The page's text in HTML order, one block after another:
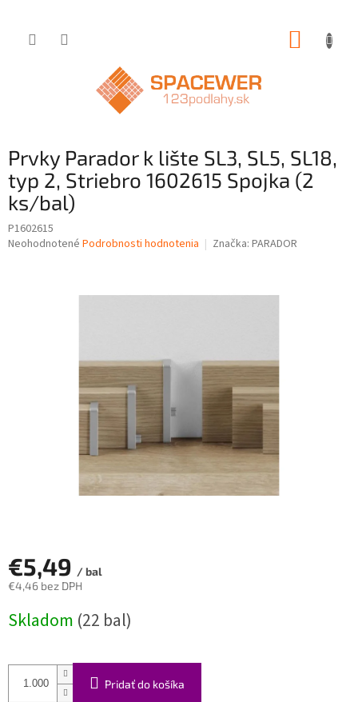
Prvky Parador k lište SL3, SL5, SL18,
typ 2, Striebro 1602615 Spojka (2
ks/bal)
P1602615
Priemerné
Neohodnotené Podrobnosti hodnotenia Značka: PARADOR
€5,49 / bal
€4,46 bez DPH
cena:
Skladom (22 bal)
Pridať do košíka